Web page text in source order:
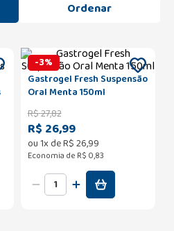
-3%
Gastrogel Fresh Suspensão
Oral Menta 150ml
R$27,82
R$ 26,99
ou1x deR$26,99
Economia de R$ 0,83